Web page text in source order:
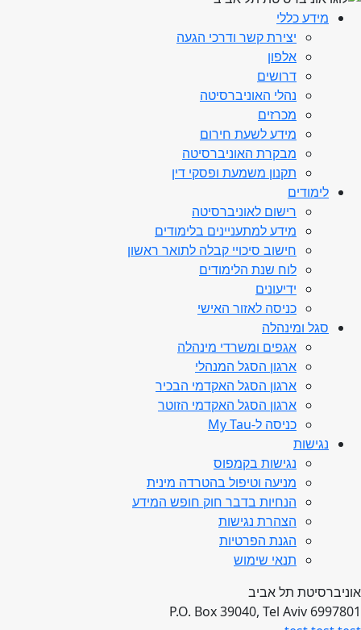
מידע כללי
יצירת קשר ודרכי הגעה
אלפון
דרושים
נהלי האוניברסיטה
מכרזים
מידע לשעת חירום
מבקרת האוניברסיטה
תקנון משמעת ופסקי דין
לימודים
רישום לאוניברסיטה
מידע למתעניינים בלימודים
חישוב סיכויי קבלה לתואר ראשון
לוח שנת הלימודים
ידיעונים
כניסה לאזור האישי
סגל ומינהלה
אגפים ומשרדי מינהלה
ארגון הסגל המנהלי
ארגון הסגל האקדמי הבכיר
ארגון הסגל האקדמי הזוטר
כניסה ל-My Tau
נגישות
נגישות בקמפוס
מניעה וטיפול בהטרדה מינית
הנחיות בדבר חוק חופש המידע
הצהרת נגישות
הגנת הפרטיות
תנאי שימוש
אוניברסיטת תל אביב
P.O. Box 39040, Tel Aviv 6997801